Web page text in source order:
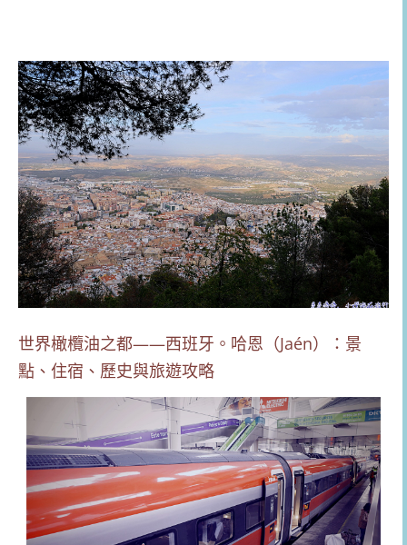
世界橄欖油之都——西班牙。哈恩（Jaén）：景
點、住宿、歷史與旅遊攻略